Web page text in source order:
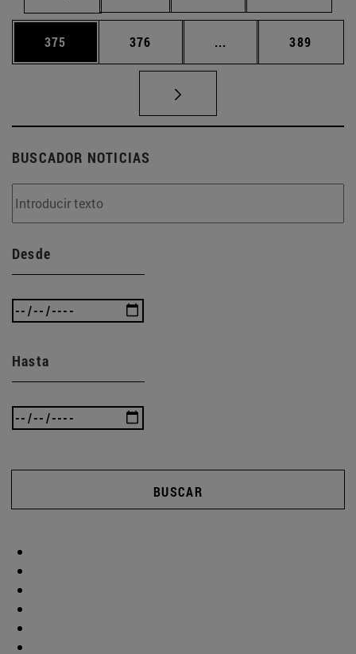
Página
375 Página
376 ... Páginas intermedias
Página
389
BUSCADOR NOTICIAS
Desde
Hasta
BUSCAR